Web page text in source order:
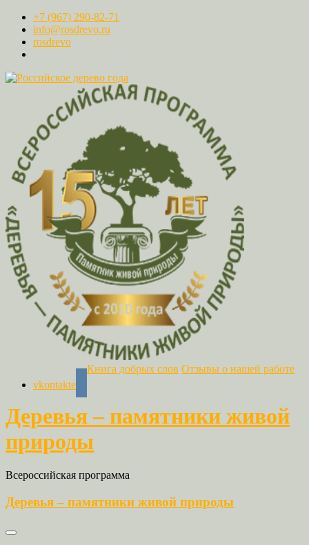
+7 (967) 290-82-71
info@rosdrevo.ru
rosdrevo
vkontakte
Книга добрых слов Отзывы о нашей работе
Деревья – памятники живой
природы
Всероссийская программа
Деревья – памятники живой природы